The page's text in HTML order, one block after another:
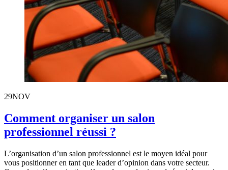
29NOV
Comment organiser un salon
professionnel réussi ?
L’organisation d’un salon professionnel est le moyen idéal pour
vous positionner en tant que leader d’opinion dans votre secteur.